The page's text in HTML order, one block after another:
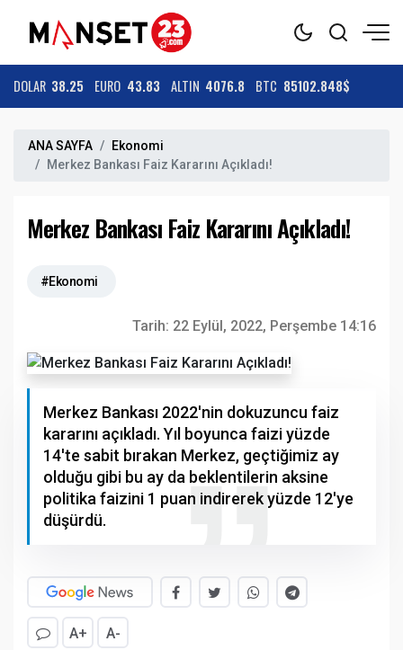
DOLAR 38.25 EURO 43.83 ALTIN 4076.8 BTC 85102.848$
ANA SAYFA
Ekonomi
Merkez Bankası Faiz Kararını Açıkladı!
Merkez Bankası Faiz Kararını Açıkladı!
#Ekonomi
Tarih: 22 Eylül, 2022, Perşembe 14:16
Merkez Bankası 2022'nin dokuzuncu faiz
kararını açıkladı. Yıl boyunca faizi yüzde
14'te sabit bırakan Merkez, geçtiğimiz ay
olduğu gibi bu ay da beklentilerin aksine
politika faizini 1 puan indirerek yüzde 12'ye
düşürdü.
A+ A-